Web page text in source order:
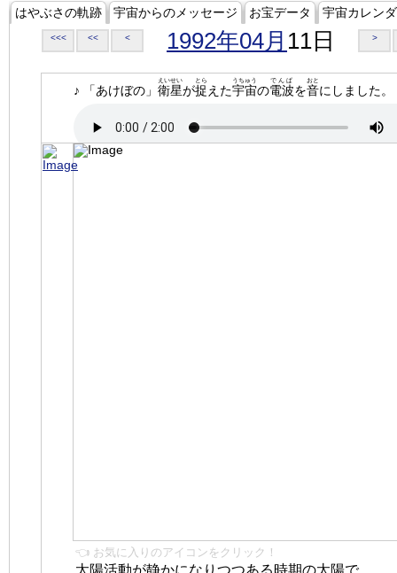
はやぶさの軌跡 宇宙からのメッセージ お宝データ 宇宙カレン
<<< << < 1992年04月 11日 >
♪ 「あけぼの」 衛星
えいせい
が捉
とら
えた宇宙
うちゅう
の電波
でんぱ
を音
おと
にしました。
👈 お気に入りのアイコンをクリック！
太陽活動が静かになりつつある時期の太陽で